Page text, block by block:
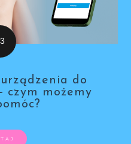
do
czym możemy